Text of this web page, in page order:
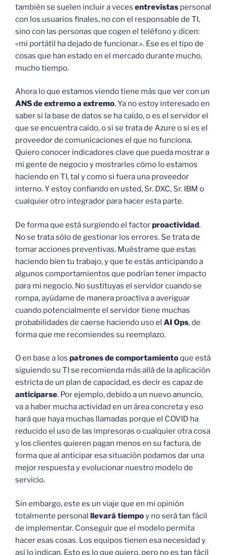
también se suelen incluir a veces entrevistas personal
con los usuarios finales, no con el responsable de TI,
sino con las personas que cogen el teléfono y dicen:
«mi portátil ha dejado de funcionar.». Ese es el tipo de
cosas que han estado en el mercado durante mucho,
mucho tiempo.
Ahora lo que estamos viendo tiene más que ver con un
ANS de extremo a extremo. Ya no estoy interesado en
saber si la base de datos se ha caído, o es el servidor el
que se encuentra caído, o si se trata de Azure o si es el
proveedor de comunicaciones el que no funciona.
Quiero conocer indicadores clave que pueda mostrar a
mi gente de negocio y mostrarles cómo lo estamos
haciendo en TI, tal y como si fuera una proveedor
interno. Y estoy confiando en usted, Sr. DXC, Sr. IBM o
cualquier otro integrador para hacer esta parte.
De forma que está surgiendo el factorproactividad.
No se trata sólo de gestionar los errores. Se trata de
tomar acciones preventivas. Muéstrame que estas
haciendo bien tu trabajo, y que te estás anticipando a
algunos comportamientos que podrían tener impacto
para mi negocio. No sustituyas el servidor cuando se
rompa, ayúdame de manera proactiva a averiguar
cuando potencialmente el servidor tiene muchas
probabilidades de caerse haciendo uso el AI Ops, de
forma que me recomiendes su reemplazo.
O en base a los patrones de comportamientoque está
siguiendo su TI se recomienda más allá de la aplicación
estricta de un plan de capacidad, es decir es capaz de
anticiparse. Por ejemplo, debido a un nuevo anuncio,
va a haber mucha actividad en un área concreta y eso
hará que haya muchas llamadas porque el COVID ha
reducido el uso de las impresoras o cualquier otra cosa
y los clientes quieren pagan menos en su factura, de
forma que al anticipar esa situación podamos dar una
mejor respuesta y evolucionar nuestro modelo de
servicio.
Sin embargo, este es un viaje que en mi opinión
totalmente personal llevará tiempoy no será tan fácil
de implementar. Conseguir que el modelo permita
hacer esas cosas. Los equipos tienen esa necesidad y
así lo indican. Esto es lo que quiero, pero no es tan fácil